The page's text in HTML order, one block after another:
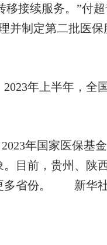
接续服务。”付超
并制定第二批医
年上半年，全
年国家医保基
目前，贵州、陕
多省份。 新华社